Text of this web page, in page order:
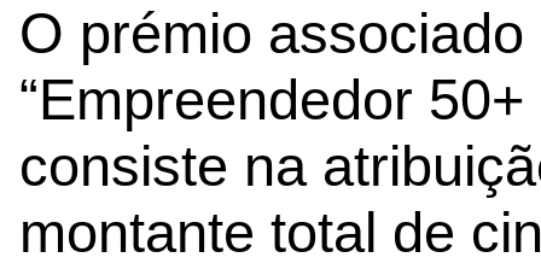
O prémio
“Empreendedor
consiste na
montante total de